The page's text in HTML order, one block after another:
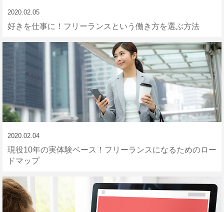
2020.02.05
好きを仕事に！フリーランスという働き方を選ぶ方法
2020.02.04
現役10年の実体験ベース！フリーランスになるためのロー
ドマップ